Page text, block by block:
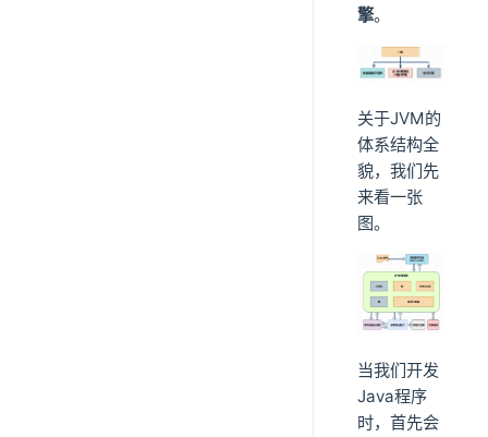
擎。
关于JVM的
体系结构全
貌，我们先
来看一张
图。
当我们开发
Java程序
时，首先会